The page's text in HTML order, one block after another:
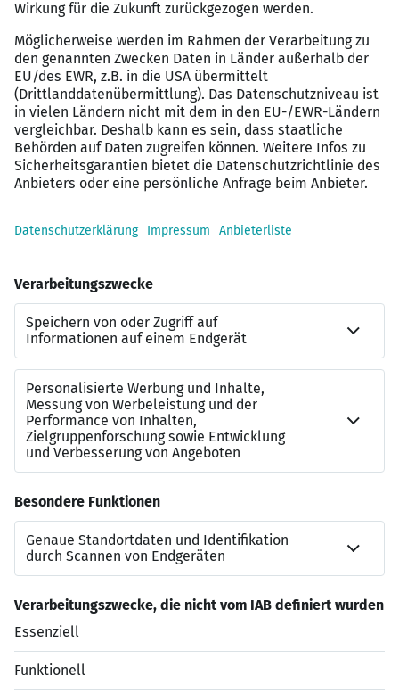
Ein Jahreszielgehalt von bis zu € 110.000 p.a.
nach SAP-Beratungserfahrung
Firmenwagenoder Car Allowance
Remote Arbeit
Arbeiten – je nach Kundenprojekt
Abwechslungsreiche
40%für Kundenprojekt
Möglichkeit auch in Teilzeitab 30 Stunden pro
Woche auf 4 oder 5 Tage verteilt zu arbeiten
Kontakt
Sollten Sie Rückfragen zu diesem SAP-Job haben, dann
Team zur Verfügung:
miriam.sartorius@leuchtmehr.de+49 7151 250 46-13